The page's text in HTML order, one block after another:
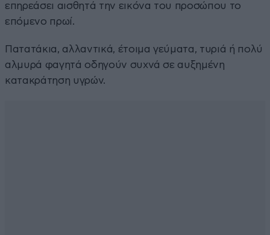
επηρεάσει αισθητά την εικόνα του προσώπου το
επόμενο πρωί.
Πατατάκια, αλλαντικά, έτοιμα γεύματα, τυριά ή πολύ
αλμυρά φαγητά οδηγούν συχνά σε αυξημένη
κατακράτηση υγρών.